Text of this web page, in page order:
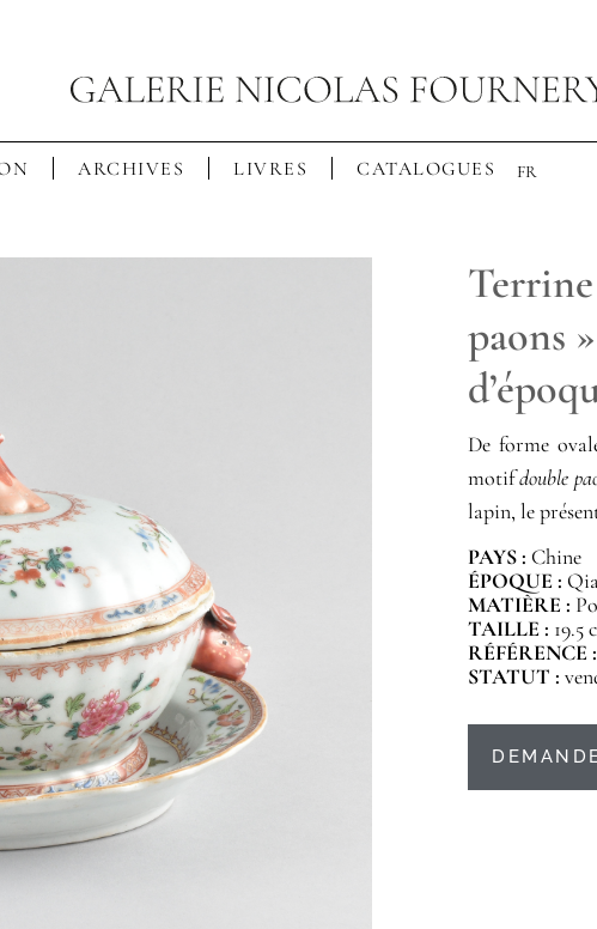
ARCHIVES LIVRES CATALOGUES FR
paons
De forme
motifdouble
lapin, le
PAYS : Chine
ÉPOQUE :
MATIÈRE :
TAILLE : 19.5
RÉFÉRENCE :
STATUT :